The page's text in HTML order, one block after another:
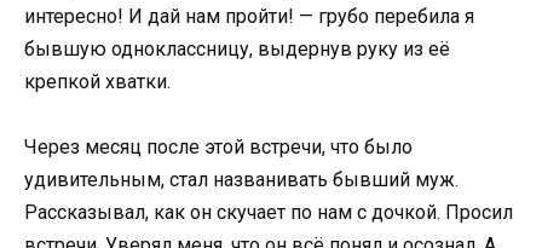
интересно! И дай нам пройти! — грубо перебила я
бывшую одноклассницу, выдернув руку из её
крепкой хватки.
Через месяц после этой встречи, что было
удивительным, стал названивать бывший муж.
Рассказывал, как он скучает по нам с дочкой. Просил